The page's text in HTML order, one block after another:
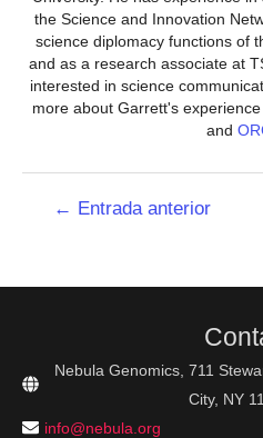
the Science and Innovation
science diplomacy functions of
and as a research associate at
interested in science
more about Garrett's
and
Navegación
← Entrada anterior
Nebula Genomics, 711
City, NY
info@nebula.org